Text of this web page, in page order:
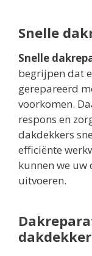
Snelle
Snelle
begrijpen dat
gerepareerd
voorkomen.
respons en
dakdekkers
efficiënte
kunnen we
uitvoeren.